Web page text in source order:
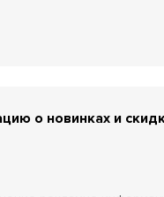
о новинках и